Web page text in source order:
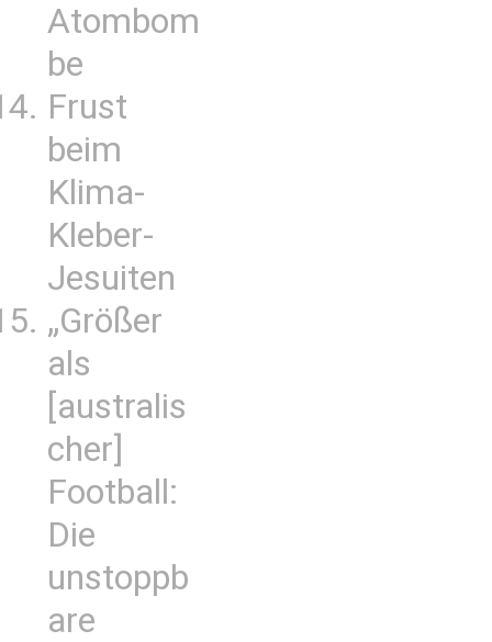
Atombom
be
Frust
beim
Klima-
Kleber-
Jesuiten
„Größer
als
[australis
cher]
Football:
Die
unstoppb
are